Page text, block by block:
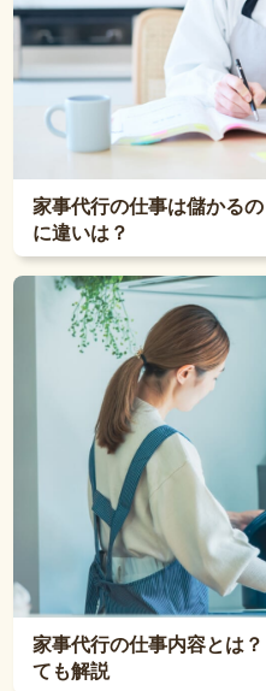
家事代行の仕事は儲かる
に違いは？
家事代行の仕事内容とは
ても解説